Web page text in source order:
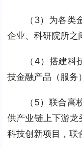
（3）为各
企业、科研院所之
（4）搭建
技金融产品（服务
（5）联合
供产业链上下游龙
科技创新项目，联